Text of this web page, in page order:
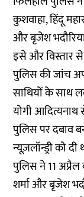
कुशवाहा, हिंदू
और बृजेश
इसे और विस्तार
पुलिस की जांच
साथियों के साथ
योगी
पुलिस पर दबाव
न्यूज़लॉन्ड्री को
पुलिस ने 11
शर्मा और बृजेश